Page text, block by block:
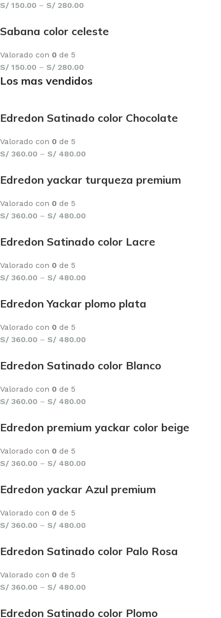
S/ 150.00 – S/ 280.00
Sabana color celeste
Valorado con 0 de 5
S/ 150.00 – S/ 280.00
Los mas vendidos
Edredon Satinado color Chocolate
Valorado con 0 de 5
S/ 360.00 – S/ 480.00
Edredon yackar turqueza premium
Valorado con 0 de 5
S/ 360.00 – S/ 480.00
Edredon Satinado color Lacre
Valorado con 0 de 5
S/ 360.00 – S/ 480.00
Edredon Yackar plomo plata
Valorado con 0 de 5
S/ 360.00 – S/ 480.00
Edredon Satinado color Blanco
Valorado con 0 de 5
S/ 360.00 – S/ 480.00
Edredon premium yackar color beige
Valorado con 0 de 5
S/ 360.00 – S/ 480.00
Edredon yackar Azul premium
Valorado con 0 de 5
S/ 360.00 – S/ 480.00
Edredon Satinado color Palo Rosa
Valorado con 0 de 5
S/ 360.00 – S/ 480.00
Edredon Satinado color Plomo